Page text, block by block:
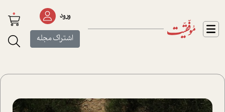
ورود
اشتراک مجله
0